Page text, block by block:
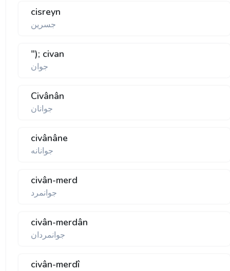
cisreyn
جسرين
"); civan
جوان
Civânân
جوانان
civânâne
جوانانه
civân-merd
جوانمرد
civân-merdân
جوانمردان
civân-merdî